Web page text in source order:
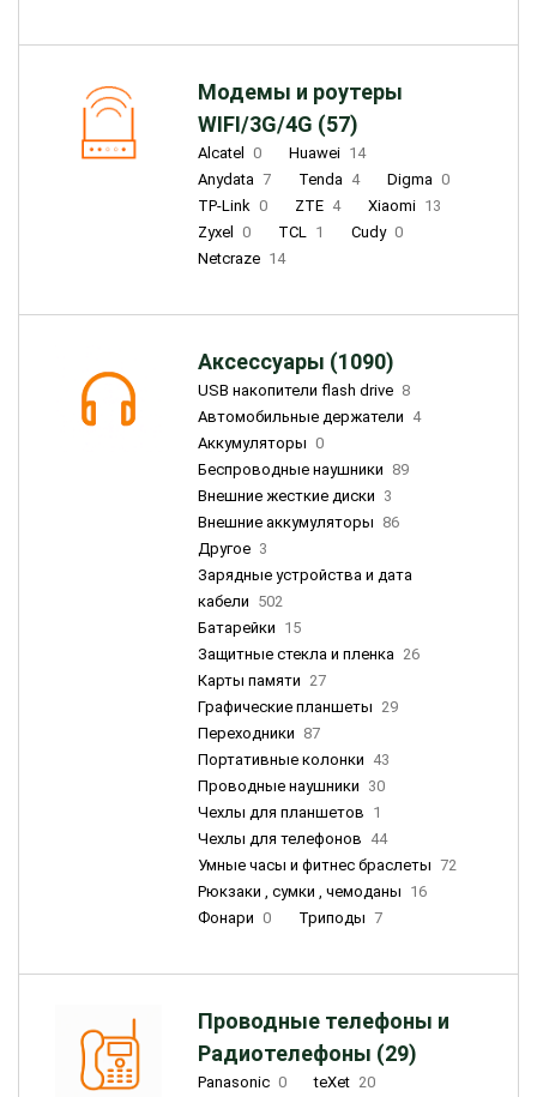
Модемы и роутеры
WIFI/3G/4G (57)
Alcatel 0 Huawei 14
Anydata 7 Tenda 4 Digma 0
TP-Link 0 ZTE 4 Xiaomi 13
Zyxel
0 TCL 1 Cudy 0
Netcraze 14
Аксессуары (1090)
USB накопители flash drive 8
Автомобильные держатели 4
Аккумуляторы 0
Беспроводные наушники 89
Внешние жесткие диски 3
Внешние аккумуляторы 86
Другое 3
Зарядные устройства и дата
кабели 502
Батарейки 15
Защитные стекла и пленка 26
Карты памяти 27
Графические планшеты 29
Переходники 87
Портативные колонки 43
Проводные наушники 30
Чехлы для планшетов 1
Чехлы для телефонов 44
Умные часы и фитнес браслеты 72
Рюкзаки , сумки , чемоданы 16
Фонари 0 Триподы 7
Проводные телефоны и
Радиотелефоны (29)
Panasonic 0 teXet 20